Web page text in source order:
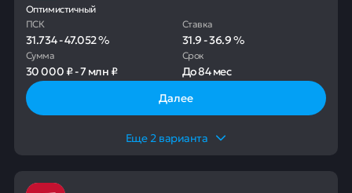
Оптимистичный
ПСК
31.734-47.052%
Ставка
31.9-36.9%
Сумма
30 000 ₽-7 млн ₽
Срок
До84 мес
Далее
Еще2 варианта